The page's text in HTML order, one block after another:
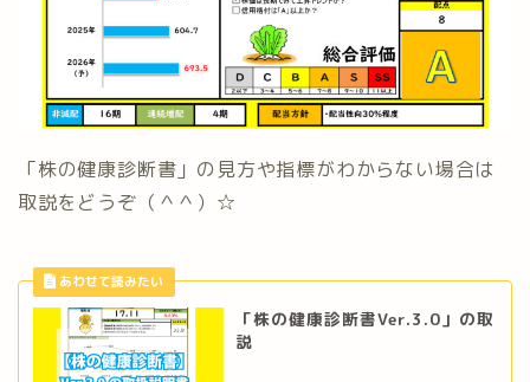
「株の健康診断書」の見方や指標がわからない場合は
取説をどうぞ（＾＾）☆
「株の健康診断書Ver.3.0」の取
説